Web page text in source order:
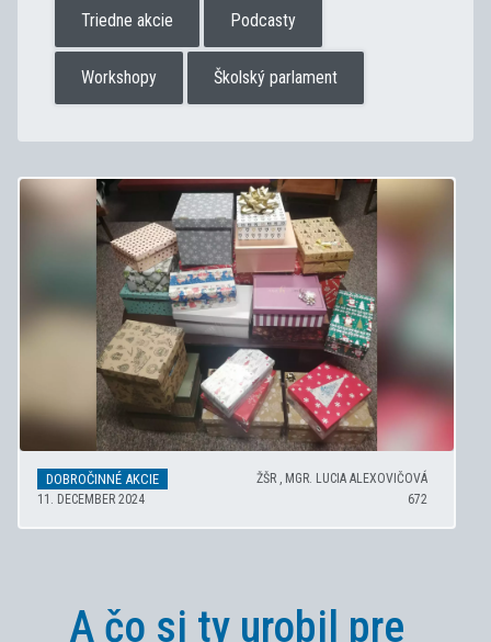
Triedne akcie Podcasty
Workshopy Školský parlament
DOBROČINNÉ AKCIE
ŽŠR , MGR. LUCIA ALEXOVIČOVÁ
11. DECEMBER 2024
672
A čo si ty urobil pre